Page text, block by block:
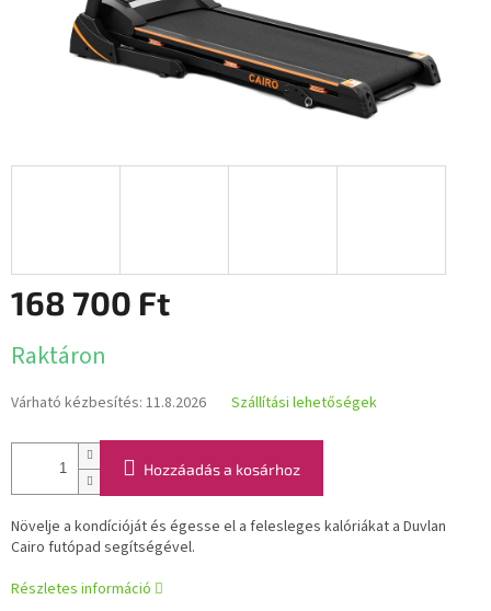
168 700 Ft
Raktáron
Várható kézbesítés: 11.8.2026 Szállítási lehetőségek
Hozzáadás a kosárhoz
Növelje a kondícióját és égesse el a felesleges kalóriákat a Duvlan
Cairo futópad segítségével.
Részletes információ